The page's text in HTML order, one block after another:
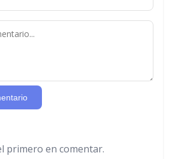
primero en comentar.